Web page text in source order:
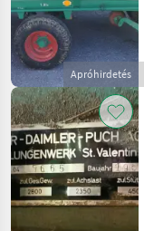
Apróhirdetés